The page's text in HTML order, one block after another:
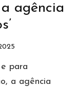
agência
para
a agência